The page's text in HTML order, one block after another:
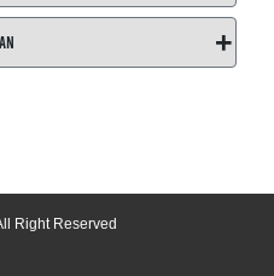
+
Right Reserved